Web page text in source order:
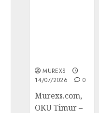
MUREXS
14/07/2026
0
Murexs.com,
OKU Timur –